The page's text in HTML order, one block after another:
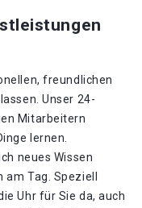
freundlichen
Unser 24-
Mitarbeitern
lernen.
neues Wissen
Tag. Speziell
Uhr für Sie da, auch